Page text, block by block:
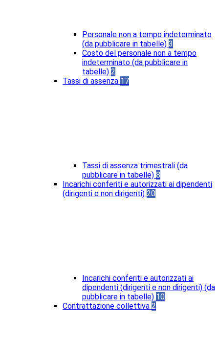
Personale non a tempo indeterminato
(da pubblicare in tabelle) 3
Costo del personale non a tempo
indeterminato (da pubblicare in
tabelle) 2
Tassi di assenza 17
Tassi di assenza trimestrali (da
pubblicare in tabelle) 8
Incarichi conferiti e autorizzati ai dipendenti
(dirigenti e non dirigenti) 20
Incarichi conferiti e autorizzati ai
dipendenti (dirigenti e non dirigenti) (da
pubblicare in tabelle) 10
Contrattazione collettiva 2